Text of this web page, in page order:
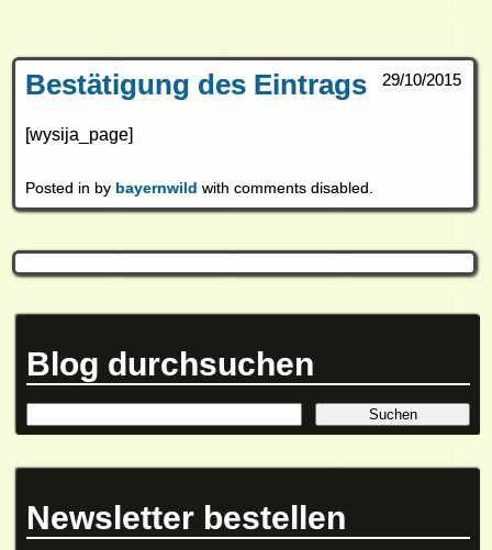
29/10/2015
Bestätigung des Eintrags
[wysija_page]
Posted in by bayernwild with comments disabled
Blog durchsuchen
Newsletter bestellen